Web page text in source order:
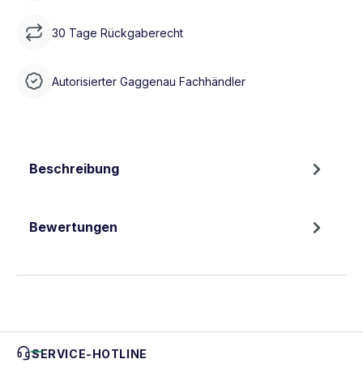
30 Tage Rückgaberecht
Autorisierter Gaggenau Fachhändler
Beschreibung
Bewertungen
SERVICE-HOTLINE